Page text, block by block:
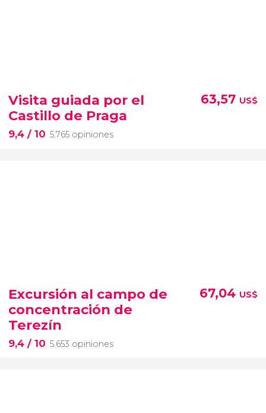
Visita guiada por el
Castillo de Praga
9,4 / 10 5.765 opiniones
63,57 US$
Excursión al campo de
concentración de
Terezín
9,4 / 10 5.653 opiniones
67,04 US$